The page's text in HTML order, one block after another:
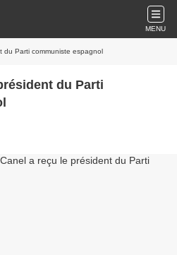
MENU
du Parti communiste espagnol
du Parti